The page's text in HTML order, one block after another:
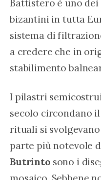
Battistero è uno
bizantini in tutta
sistema di
a credere che in
stabilimento
I pilastri
secolo circondano
rituali si svolgevano
parte più notevole
Butrinto sono i